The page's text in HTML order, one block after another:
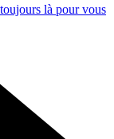
là pour vous